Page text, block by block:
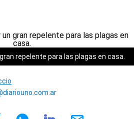
repelente para las plagas en casa.